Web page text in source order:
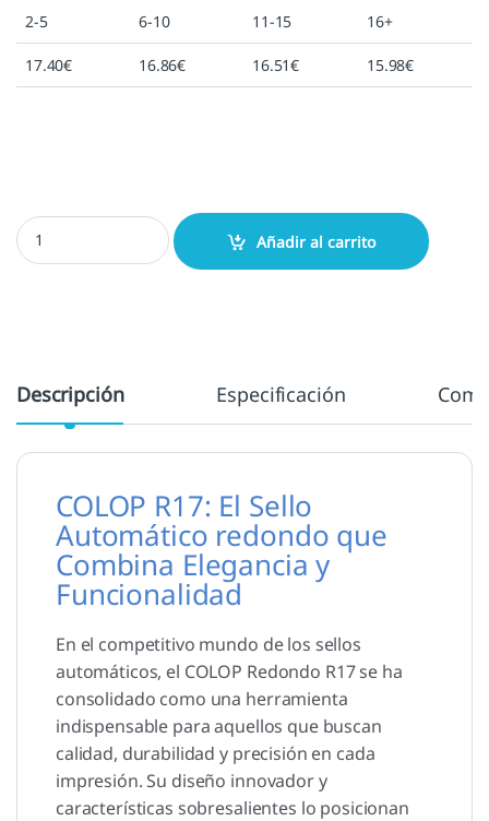
2-5
6-10 11-15 16+
17.40€ 16.86€ 16.51€ 15.98€
Colop R17 - 17 mm. diámetro cantidad
Añadir al carrito
Descripción Especificación
COLOP R17: El Sello
Automático redondo que
Combina Elegancia y
Funcionalidad
En el competitivo mundo de los sellos
automáticos, el COLOP Redondo R17 se ha
consolidado como una herramienta
indispensable para aquellos que buscan
calidad, durabilidad y precisión en cada
impresión. Su diseño innovador y
características sobresalientes lo posicionan